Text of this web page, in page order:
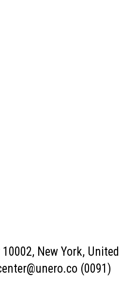
New York, United
(0091)